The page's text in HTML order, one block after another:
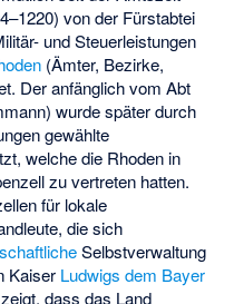
von der Fürstabtei
und Steuerleistungen
(Ämter, Bezirke,
Der anfänglich vom Abt
wurde später durch
gewählte
welche die Rhoden in
zu vertreten hatten.
für lokale
die sich
Selbstverwaltung
Kaiser Ludwigs dem Bayer
dass das Land